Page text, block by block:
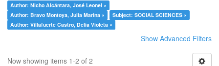
Author: Nicho Alcántara, José Leonel ×
Author: Bravo Montoya, Julia Marina ×
Subject: SOCIAL SCIENCES ×
Author: Villafuerte Castro, Delia Violeta ×
Show Advanced Filters
Now showing items 1-2 of 2